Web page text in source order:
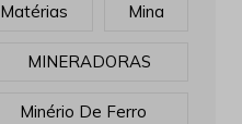
Matérias Mina
MINERADORAS
Minério De Ferro